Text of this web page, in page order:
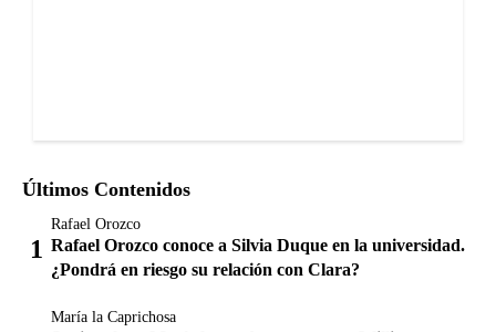
Últimos Contenidos
Rafael Orozco
Rafael Orozco conoce a Silvia Duque en la universidad.
¿Pondrá en riesgo su relación con Clara?
María la Caprichosa